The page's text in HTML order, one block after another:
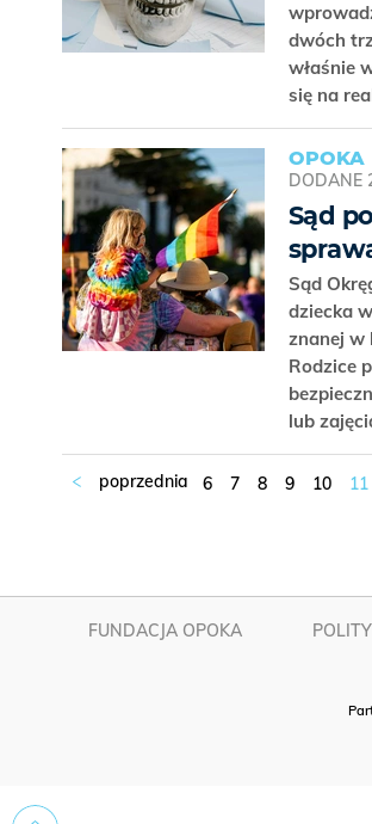
dwóch
właśnie
się na
OPOKA
DODANE
Sąd
Sąd
dziecka
znanej w
Rodzice
lub
6 7 8 9 10 11
FUNDACJA OPOKA